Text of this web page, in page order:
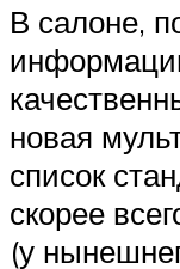
В салоне,
новая
список
скорее
(у